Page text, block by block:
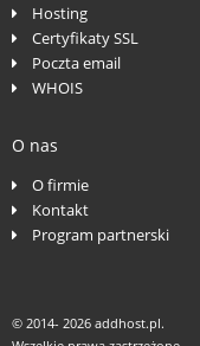
Hosting
Certyfikaty SSL
Poczta email
WHOIS
O nas
O firmie
Kontakt
Program partnerski
© 2014- 2026 addhost.pl.